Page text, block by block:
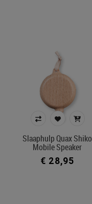
Slaaphulp Quax Shiko
Mobile Speaker
€ 28,95